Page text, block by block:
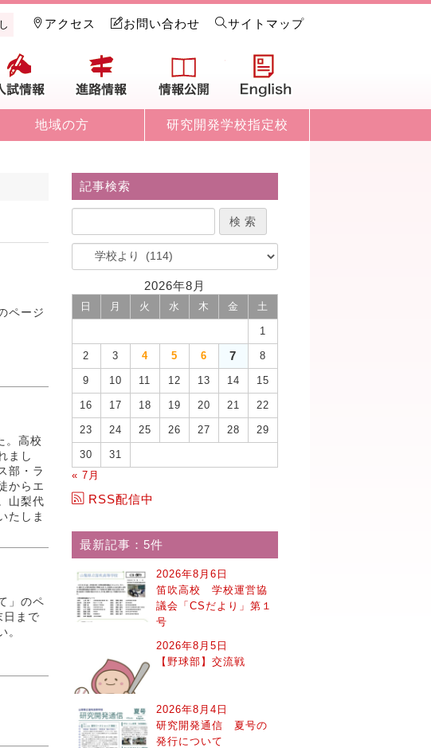
アクセス お問い合わせ サイトマップ
生活 入試情報 進路情報 情報公開
地域の方 研究開発学校指定校
ページ
。高校
まし
部・ラ
からエ
山梨代
たしま
」のペ
日まで
。
記事検索
2026年8月
日 月 火 水 木 金 土
1
2 3 4 5 6 7 8
9 10 11 12 13 14 15
16 17 18 19 20 21 22
23 24 25 26 27 28 29
30
31
« 7月
RSS配信中
最新記事：5件
2026年8月6日
笛吹高校 学校運営協
議会「CSだより」第１
号
2026年8月5日
【野球部】交流戦
2026年8月4日
研究開発通信 夏号の
発行について